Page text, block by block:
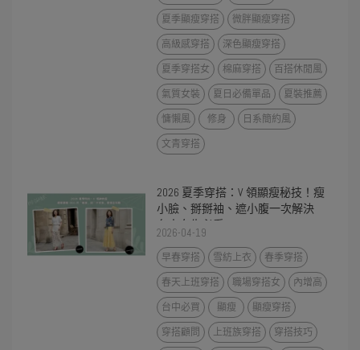
夏季顯瘦穿搭
微胖顯瘦穿搭
高級感穿搭
深色顯瘦穿搭
夏季穿搭女
棉麻穿搭
百搭休閒風
氣質女裝
夏日必備單品
夏裝推薦
慵懶風
修身
日系簡約風
文青穿搭
2026 夏季穿搭：V 領顯瘦秘技！瘦
小臉、掰掰袖、遮小腹一次解決
台中女生必看
2026-04-19
早春穿搭 雪紡上衣
春季穿搭
春天上班穿搭
職場穿搭女
內增高
台中必買
顯瘦
顯瘦穿搭
穿搭顧問
上班族穿搭
穿搭技巧